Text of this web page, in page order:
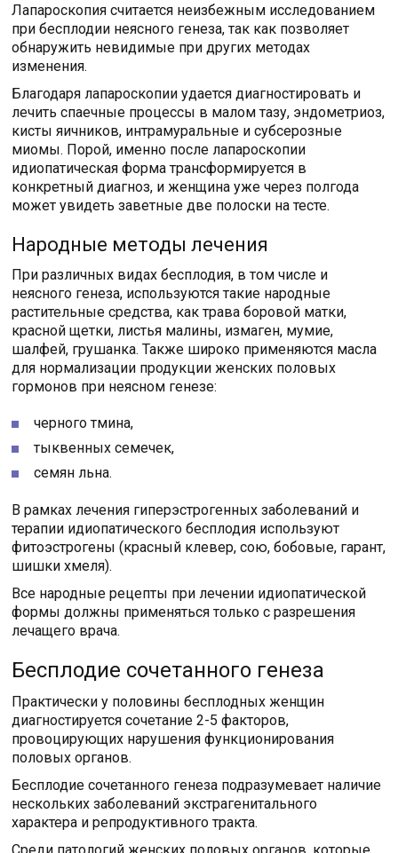
Лапароскопия считается неизбежным исследованием
при бесплодии неясного генеза, так как позволяет
обнаружить невидимые при других методах
изменения.
Благодаря лапароскопии удается диагностировать и
лечить спаечные процессы в малом тазу, эндометриоз,
кисты яичников, интрамуральные и субсерозные
миомы. Порой, именно после лапароскопии
идиопатическая форма трансформируется в
конкретный диагноз, и женщина уже через полгода
может увидеть заветные две полоски на тесте.
Народные методы лечения
При различных видах бесплодия, в том числе и
неясного генеза, используются такие народные
растительные средства, как трава боровой матки,
красной щетки, листья малины, измаген, мумие,
шалфей, грушанка. Также широко применяются масла
для нормализации продукции женских половых
гормонов при неясном генезе:
черного тмина,
тыквенных семечек,
семян льна.
В рамках лечения гиперэстрогенных заболеваний и
терапии идиопатического бесплодия используют
фитоэстрогены (красный клевер, сою, бобовые, гарант,
шишки хмеля).
Все народные рецепты при лечении идиопатической
формы должны применяться только с разрешения
лечащего врача.
Бесплодие сочетанного генеза
Практически у половины бесплодных женщин
диагностируется сочетание 2-5 факторов,
провоцирующих нарушения функционирования
половых органов.
Бесплодие сочетанного генеза подразумевает наличие
нескольких заболеваний экстрагенитального
характера и репродуктивного тракта.
Среди патологий женских половых органов, которые